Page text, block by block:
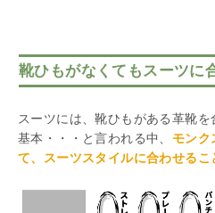
靴ひもがなくてもスーツに
スーツには、靴ひもがある革靴
基本・・・と言われる中、 モンク
て、スーツスタイルに合わせるこ